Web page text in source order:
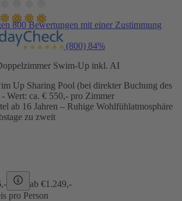
800 Bewertungen mit einer Zustimmung
(800) 84%
Swim-Up inkl. AI
Up Sharing Pool (bei direkter Buchung des
Wert: ca. € 550,- pro Zimmer
ab 16 Jahren – Ruhige Wohlfühlatmosphäre
zu zweit
ab €1.249,-
pro Person